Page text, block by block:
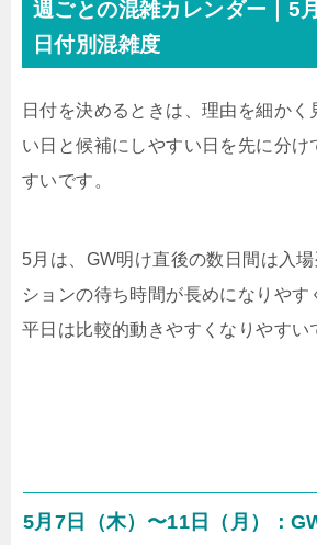
週ごとの混雑カレンダー｜5
日付別混雑度
日付を決めるときは、理由を細かく
い日と候補にしやすい日を先に分け
すいです。
5月は、GW明け直後の数日間は入
ションの待ち時間が長めになりや
平日は比較的動きやすくなりやすい
5月7日（木）〜11日（月）：